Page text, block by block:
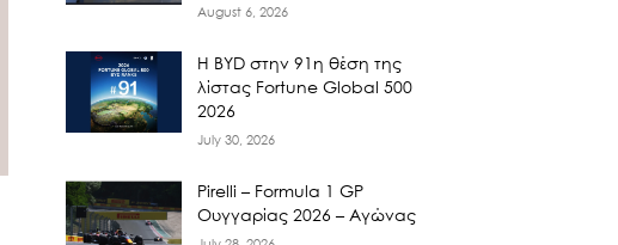
August 6, 2026
Η BYD στην 91η θέση της
λίστας Fortune Global 500
2026
July 30, 2026
Pirelli – Formula 1 GP
Ουγγαρίας 2026 – Αγώνας